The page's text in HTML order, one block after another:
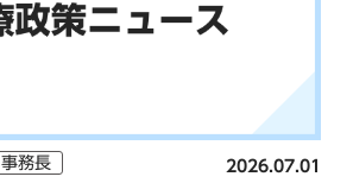
事務長 2026.07.01